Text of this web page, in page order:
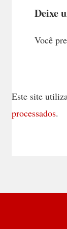
Deixe
Você
Este site
processados.